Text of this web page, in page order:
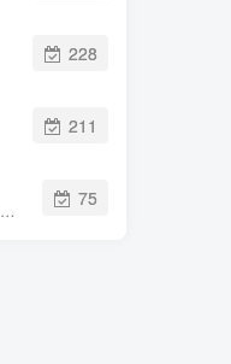
228
211
这家伙很懒，什么都没有写...
75